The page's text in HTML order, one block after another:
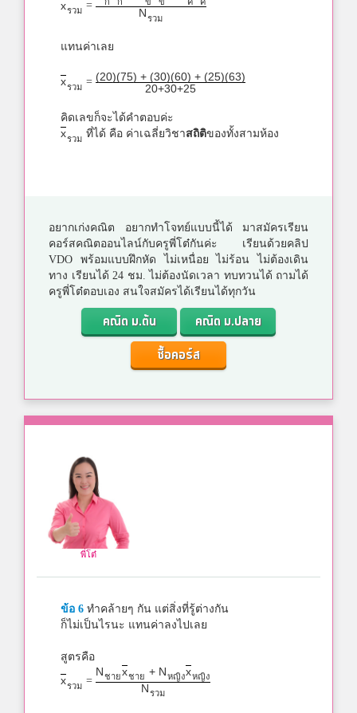
xรวม =
Nรวม
แทนค่าเลย
xรวม = (20)(75) + (30)(60) + (25)(63)
20+30+25
คิดเลขก็จะได้คำตอบค่ะ
xรวม ที่ได้ คือ ค่าเฉลี่ยวิชาสถิติของทั้งสามห้อง
อยากเก่งคณิต อยากทำโจทย์แบบนี้ได้ มาสมัครเรียน
คอร์สคณิตออนไลน์กับครูพี่โต๋กันค่ะ เรียนด้วยคลิป
VDO พร้อมแบบฝึกหัด ไม่เหนื่อย ไม่ร้อน ไม่ต้องเดิน
ทาง เรียนได้ 24 ชม. ไม่ต้องนัดเวลา ทบทวนได้ ถามได้
ครูพี่โต๋ตอบเอง สนใจสมัครได้เรียนได้ทุกวัน
คณิต ม.ต้น
คณิต ม.ปลาย
ซื้อคอร์ส
พี่โต๋
ข้อ 6 ทำคล้ายๆ กัน แต่สิ่งที่รู้ต่างกัน
ก็ไม่เป็นไรนะ แทนค่าลงไปเลย
สูตรคือ
xรวม =
Nชายxชาย + Nหญิงxหญิง
Nรวม